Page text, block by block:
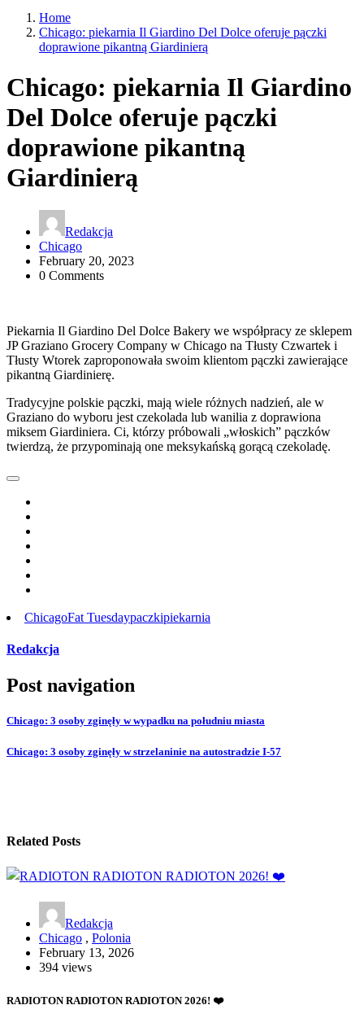
Home
Chicago: piekarnia Il Giardino Del Dolce oferuje pączki
doprawione pikantną Giardinierą
Chicago: piekarnia Il Giardino
Del Dolce oferuje pączki
doprawione pikantną
Giardinierą
Redakcja
Chicago
February 20, 2023
0 Comments
Piekarnia Il Giardino Del Dolce Bakery we współpracy ze sklepem
JP Graziano Grocery Company w Chicago na Tłusty Czwartek i
Tłusty Wtorek zaproponowała swoim klientom pączki zawierające
pikantną Giardinierę.
Tradycyjne polskie pączki, mają wiele różnych nadzień, ale w
Graziano do wyboru jest czekolada lub wanilia z doprawiona
miksem Giardiniera. Ci, którzy próbowali „włoskich” pączków
twierdzą, że przypominają one meksykańską gorącą czekoladę.
ChicagoFat Tuesdaypaczkipiekarnia
Redakcja
Post navigation
Chicago: 3 osoby zginęły w wypadku na południu miasta
Chicago: 3 osoby zginęły w strzelaninie na autostradzie I-57
Related Posts
Redakcja
Chicago , Polonia
February 13, 2026
394 views
RADIOTON RADIOTON RADIOTON 2026! ❤️